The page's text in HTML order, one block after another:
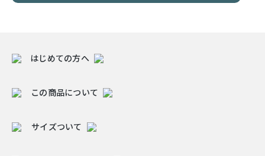
はじめての方へ
この商品について
サイズついて